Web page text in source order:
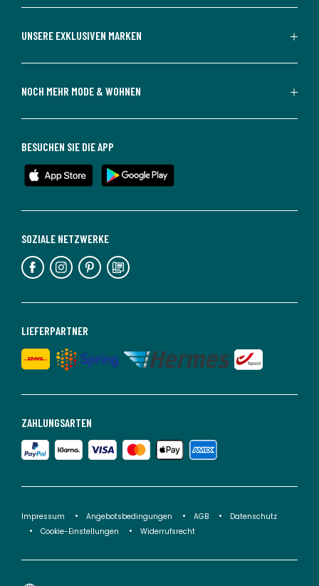
UNSERE EXKLUSIVEN MARKEN
NOCH MEHR MODE & WOHNEN
ZAHLUNGSARTEN
LIEFERPARTNER
SOZIALE NETZWERKE
BESUCHEN SIE DIE APP
Impressum Angebotsbedingungen AGB
Datenschutz
Cookie-Einstellungen
Widerrufsrecht